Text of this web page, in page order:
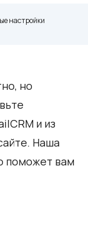
настройки
но
и из
Наша
поможет вам